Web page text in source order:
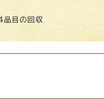
目の回収